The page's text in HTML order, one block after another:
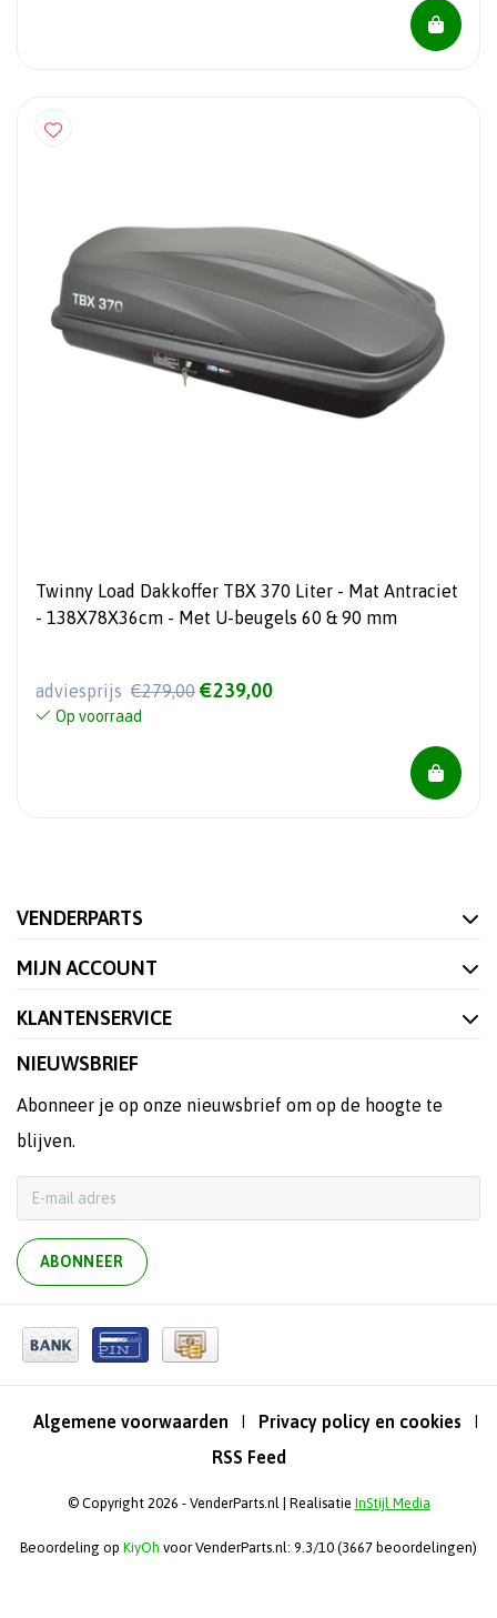
Twinny Load Dakkoffer TBX 370 Liter - Mat Antraciet
- 138X78X36cm - Met U-beugels 60 & 90 mm
adviesprijs €279,00 €239,00
Op voorraad
VENDERPARTS
MIJN ACCOUNT
KLANTENSERVICE
NIEUWSBRIEF
Abonneer je op onze nieuwsbrief om op de hoogte te
blijven.
ABONNEER
Algemene voorwaarden Privacy policy en cookies
RSS Feed
© Copyright 2026 - VenderParts.nl | Realisatie InStijl Media
Beoordeling op KiyOh voor VenderParts.nl: 9.3/10 (3667 beoordelingen)